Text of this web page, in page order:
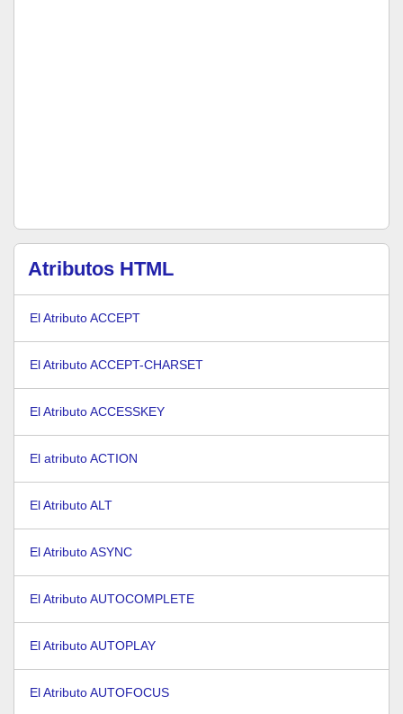
Atributos HTML
El Atributo ACCEPT
El Atributo ACCEPT-CHARSET
El Atributo ACCESSKEY
El atributo ACTION
El Atributo ALT
El Atributo ASYNC
El Atributo AUTOCOMPLETE
El Atributo AUTOPLAY
El Atributo AUTOFOCUS